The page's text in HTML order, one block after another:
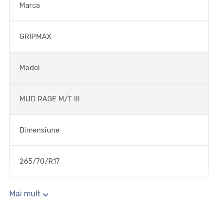
Marca
GRIPMAX
Model
MUD RAGE M/T III
Dimensiune
265/70/R17
Sezon
Mai mult